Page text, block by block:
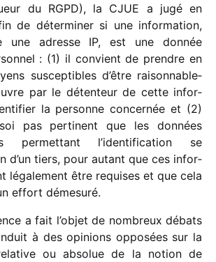
du RGPD), la CJUE a jugé en
de déter­mi­ner si une infor­ma­tion,
une adresse IP, est une donnée
: (1) il convient de prendre en
suscep­tibles d’être raison­na­ble­
par le déten­teur de cette infor­
la personne concer­née et (2)
pas perti­nent que les données
permet­tant l’identification se
d’un tiers, pour autant que ces infor­
léga­le­ment être requises et que cela
effort démesuré.
a fait l’objet de nombreux débats
à des opinions oppo­sées sur la
ou abso­lue de la notion de